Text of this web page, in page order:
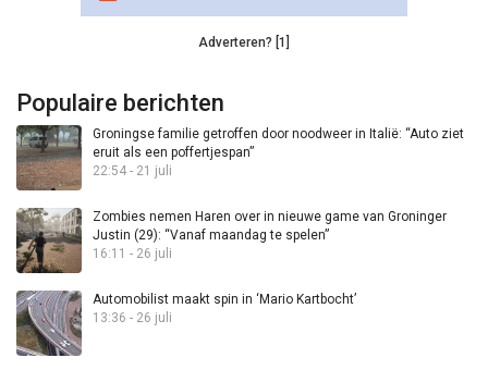
Adverteren? [1]
Populaire berichten
Groningse familie getroffen door noodweer in Italië: “Auto ziet
eruit als een poffertjespan”
22:54 - 21 juli
Zombies nemen Haren over in nieuwe game van Groninger
Justin (29): “Vanaf maandag te spelen”
16:11 - 26 juli
Automobilist maakt spin in ‘Mario Kartbocht’
13:36 - 26 juli